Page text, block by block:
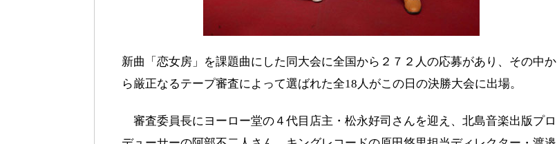
新曲「恋女房」を課題曲にした同大会に全国から２７２人の応募があり、その中か
ら厳正なるテープ審査によって選ばれた全18人がこの日の決勝大会に出場。
審査委員長にヨーロー堂の４代目店主・松永好司さんを迎え、北島音楽出版プロ